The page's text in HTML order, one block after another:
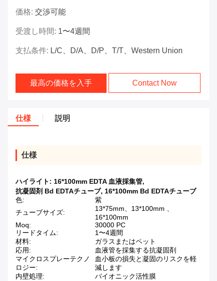
価格: 交渉可能
受渡し時間: 1〜4週間
支払条件: L/C、D/A、D/P、T/T、Western Union
最高の価格を入手 Contact Now
仕様 説明
仕様
ハイライト: 16*100mm EDTA 血液採集管,
抗凝固剤 Bd EDTAチューブ, 16*100mm Bd EDTAチューブ
色:
紫
チューブサイズ:
13*75mm、13*100mm 、
16*100mm
Moq:
30000 PC
リードタイム:
1〜4週間
材料:
ガラスまたはペット
応用:
血液管を採集する抗凝固剤
マイクロスプレーテクノ
ロジー:
血小板の損失と凝固のリスクを軽
減します
内壁処理:
バイオニック活性膜